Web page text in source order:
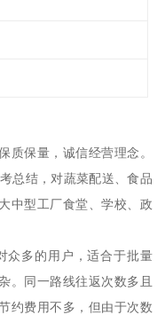
质保量，诚信经营理念。
总结，对蔬菜配送、食品
中型工厂食堂、学校、政
众多的用户，适合于批量
。同一路线往返次数多且
约费用不多，但由于次数